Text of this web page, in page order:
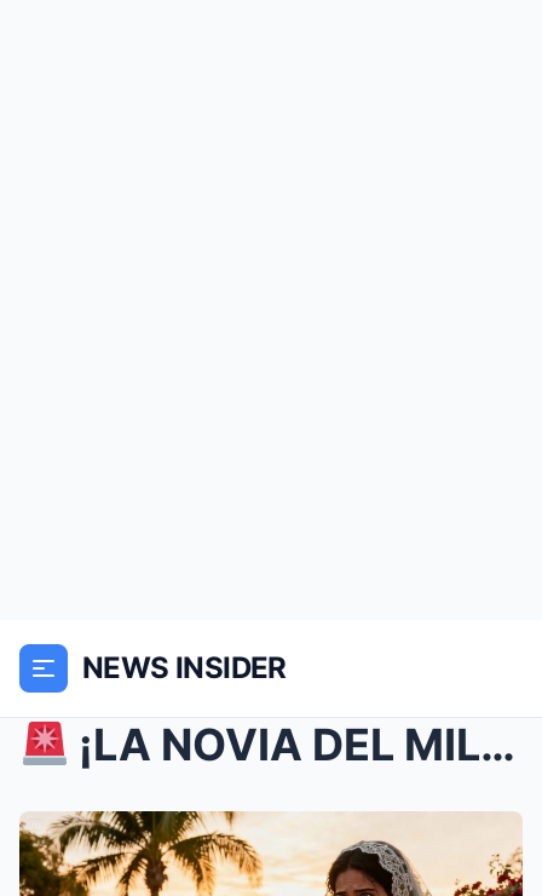
NEWS INSIDER
¡LA NOVIA DEL MILLONARIO ES DESENMASCARADA EN EL...